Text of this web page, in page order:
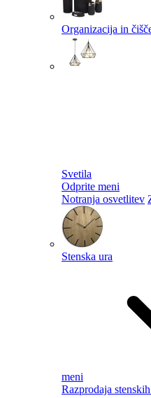
Organizacija in
Svetila
Odprite meni
Notranja osvetlitev
Stenska ura
meni
Razprodaja